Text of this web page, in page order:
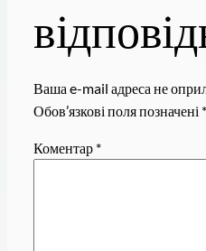
Ваша e-mail адреса не
Обов’язкові поля позначені *
Коментар *